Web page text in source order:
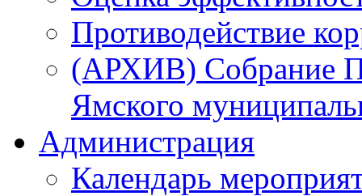
Противодействие
(АРХИВ) Собрание
Ямского
Администрация
Календарь